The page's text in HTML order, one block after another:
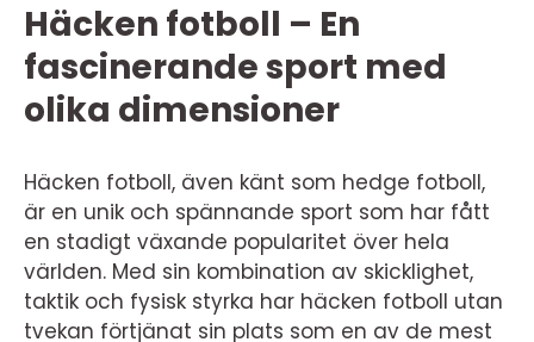
Häcken fotboll – En
fascinerande sport med
olika dimensioner
Häcken fotboll, även känt som hedge fotboll,
är en unik och spännande sport som har fått
en stadigt växande popularitet över hela
världen. Med sin kombination av skicklighet,
taktik och fysisk styrka har häcken fotboll utan
tvekan förtjänat sin plats som en av de mest